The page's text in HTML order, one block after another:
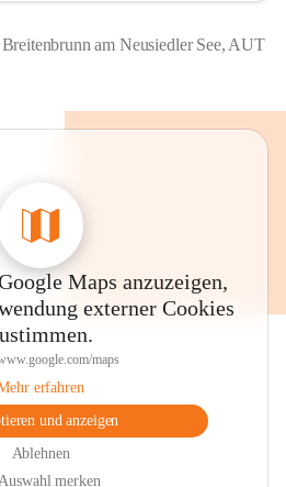
am Neusiedler See, AUT
Maps anzuzeigen,
externer Cookies
maps
erfahren
und anzeigen
Ablehnen
merken